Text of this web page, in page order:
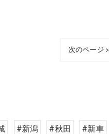
次のページ >
#新潟 #秋田 #新車